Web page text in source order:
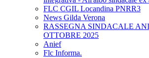
FLC CGIL Locandina PNRR3
News Gilda Verona
RASSEGNA SINDACALE
OTTOBRE 2025
Anief
Flc Informa.